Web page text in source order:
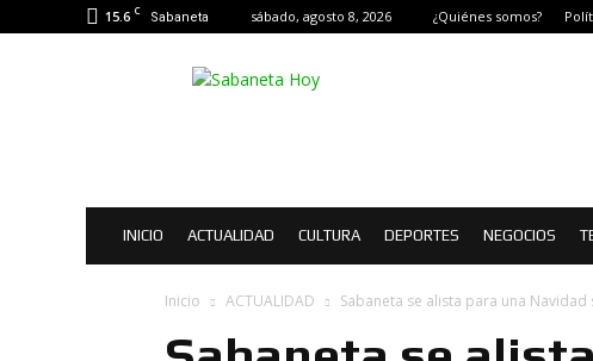
15.6 C Sabaneta sábado, agosto 8, 2026 ¿Quiénes somos?
Sabaneta
INICIO ACTUALIDAD CULTURA DEPORTES NEGOCIOS
Inicio ACTUALIDAD Sabaneta se alista para una